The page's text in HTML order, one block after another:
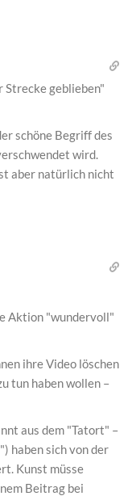
geblieben"
schöne Begriff des
wird.
aber natürlich nicht
Aktion "wundervoll"
ihre Video löschen
tun haben wollen –
aus dem "Tatort" –
haben sich von der
Kunst müsse
Beitrag bei